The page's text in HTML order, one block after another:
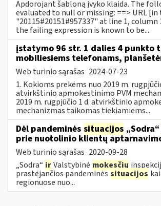
Apdorojant šabloną įvyko klaida. The
evaluated to null or missing: ==> URL
"20115#20151#957337" at line 1,
the failing expression is known to be...
įstatymo 96 str. 1 dalies 4 punkto
mobiliesiems telefonams,
Web turinio sąrašas 2024-07-23
1. Kokioms prekėms nuo 2019 m.
atvirkštinio apmokestinimo PVM
2019 m. rugpjūčio 1 d. atvirkštinio
mechanizmas taikomas tiekiamiems...
Dėl pandeminės situacijos „Sodra“
prie nuotolinio klientų
Web turinio sąrašas 2020-09-28
„Sodra“ irValstybinė mokesčių
prastėjančios pandeminėssituacijos
regionuose nuo...